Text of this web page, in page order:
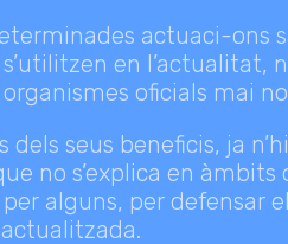
actuaci-
en l’actualitat,
oficials mai
dels seus beneficis, ja
no s’explica en
alguns, per